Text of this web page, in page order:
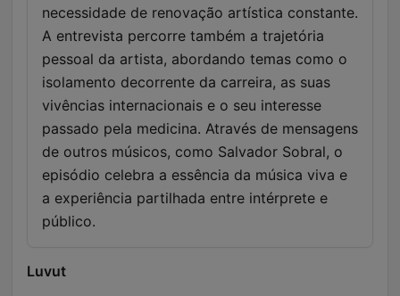
necessidade de renovação artística constante.
A entrevista percorre também a trajetória
pessoal da artista, abordando temas como o
isolamento decorrente da carreira, as suas
vivências internacionais e o seu interesse
passado pela medicina. Através de mensagens
de outros músicos, como Salvador Sobral, o
episódio celebra a essência da música viva e
a experiência partilhada entre intérprete e
público.
Luvut